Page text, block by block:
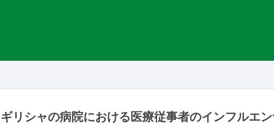
ギリシャの病院における医療従事者のインフルエ